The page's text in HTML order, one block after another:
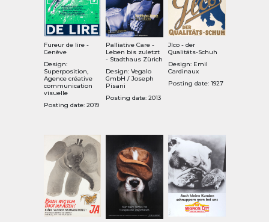
Fureur de lire -
Genève
Design:
Superposition,
Agence créative
communication
visuelle
Posting date: 2019
Palliative Care -
Leben bis zuletzt
- Stadthaus Zürich
Design: Vegalo
GmbH / Joseph
Pisani
Posting date: 2013
Jlco - der
Qualitäts-Schuh
Design: Emil
Cardinaux
Posting date: 1927